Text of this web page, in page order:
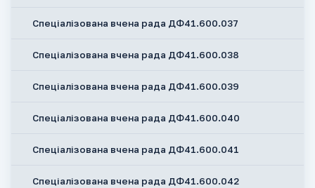
Спеціалізована вчена рада ДФ41.600.037
Спеціалізована вчена рада ДФ41.600.038
Спеціалізована вчена рада ДФ41.600.039
Спеціалізована вчена рада ДФ41.600.040
Спеціалізована вчена рада ДФ41.600.041
Спеціалізована вчена рада ДФ41.600.042